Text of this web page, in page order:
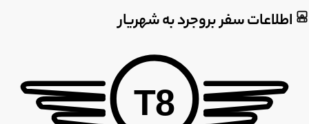
اطلاعات سفر بروجرد به شهریار
T8